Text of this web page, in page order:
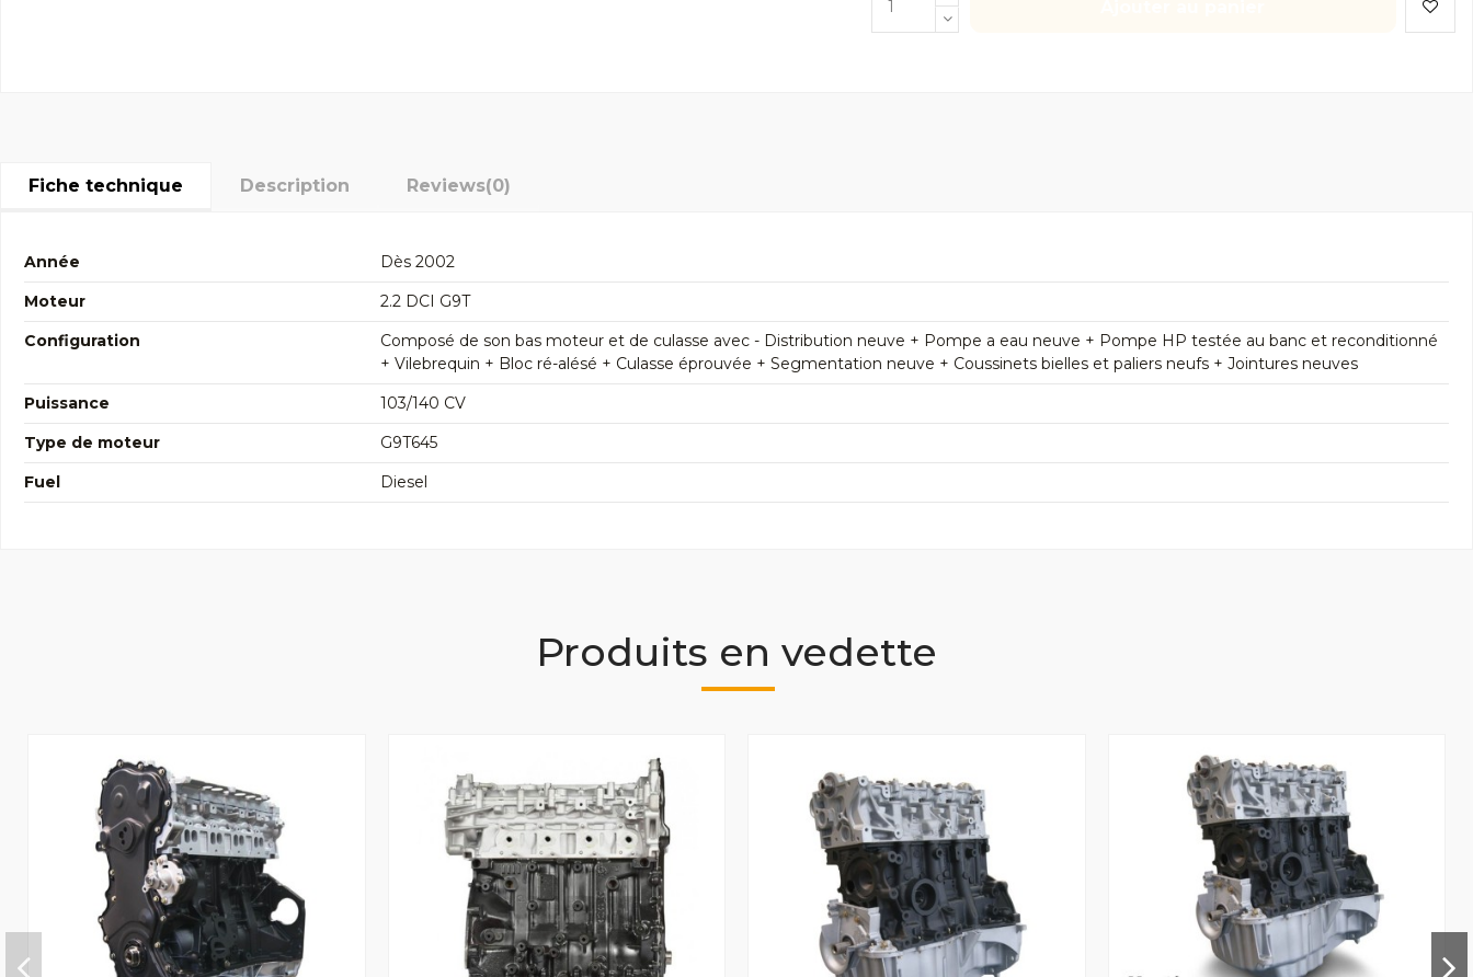
Fiche technique Description Reviews(0)
Année
Dès 2002
Moteur
2.2 DCI G9T
Configuration
Composé de son bas moteur et de culasse avec - Distribution neuve + Pompe a eau neuve + Pompe HP testée au banc et reconditionné
+ Vilebrequin + Bloc ré-alésé + Culasse éprouvée + Segmentation neuve + Coussinets bielles et paliers neufs + Jointures neuves
Puissance
103/140 CV
Type de moteur
G9T645
Fuel
Diesel
Produits en vedette